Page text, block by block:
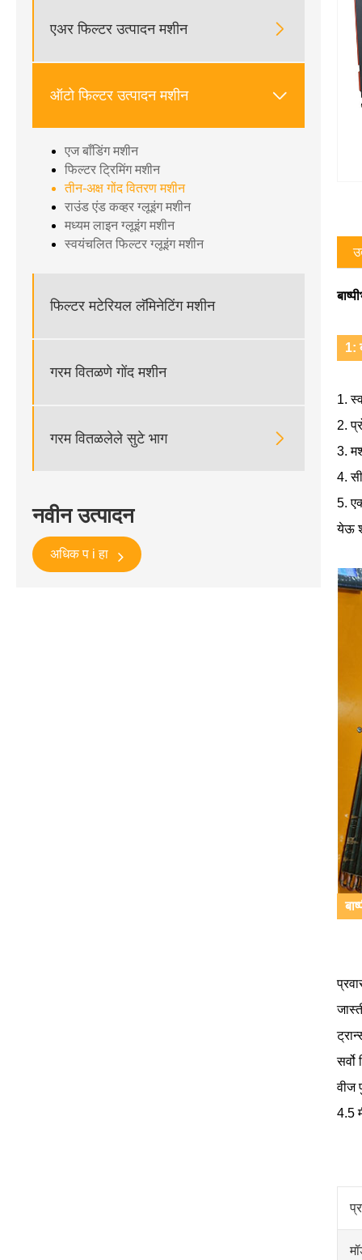
एअर फिल्टर उत्पादन मशीन 
ऑटो फिल्टर उत्पादन मशीन 
एज बाँडिंग मशीन
फिल्टर ट्रिमिंग मशीन
तीन-अक्ष गोंद वितरण मशीन
राउंड एंड कव्हर ग्लूइंग मशीन
मध्यम लाइन ग्लूइंग मशीन
स्वयंचलित फिल्टर ग्लूइंग मशीन
फिल्टर मटेरियल लॅमिनेटिंग मशीन
गरम वितळणे गोंद मशीन
गरम वितळलेले सुटे भाग 
नवीन उत्पादन
अधिक प i हा
1:
1.
2.
3.
4.
5.
येऊ
वीज
4.5